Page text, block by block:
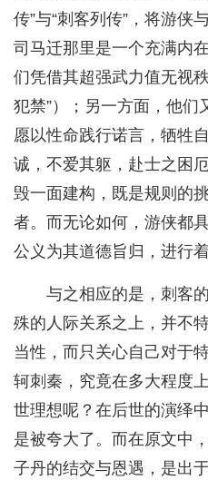
传”与“刺客列传”，将游侠
司马迁那里是一个充满内
们凭借其超强武力值无视
犯禁”）；另一方面，他们
愿以性命践行诺言，牺牲
诚，不爱其躯，赴士之困
毁一面建构，既是规则的
者。而无论如何，游侠都
公义为其道德旨归，进行
与之相应的是，刺客
殊的人际关系之上，并不
当性，而只关心自己对于
轲刺秦，究竟在多大程度
世理想呢？在后世的演绎
是被夸大了。而在原文中
子丹的结交与恩遇，是出